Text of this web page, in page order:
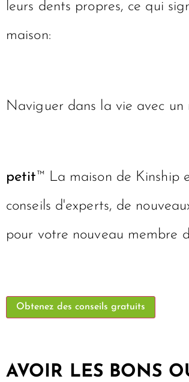
leurs dents propres, ce qui
maison:
Naviguer dans la vie avec
petit™ La maison de Kinship
conseils d'experts, de
pour votre nouveau membre
Obtenez des conseils gratuits
AVOIR LES BONS